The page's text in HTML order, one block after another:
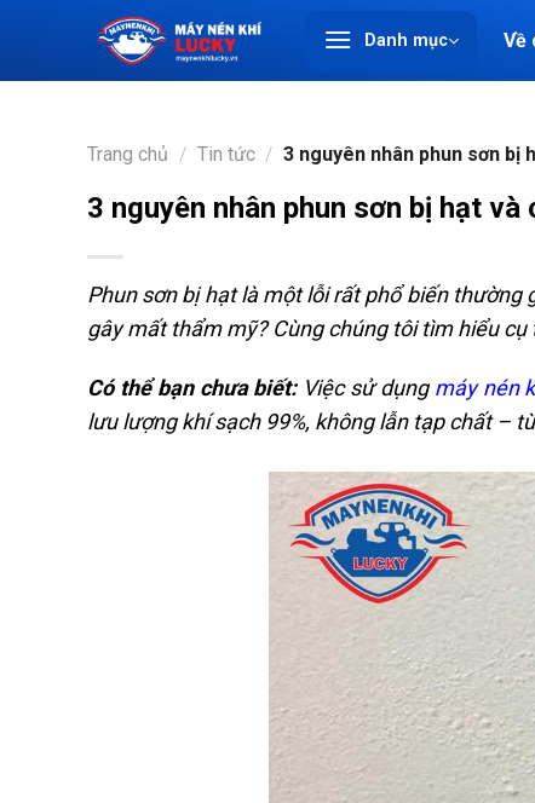
Danh mục Về
Trang chủ / Tin tức / 3 nguyên nhân phun sơn bị
3 nguyên nhân phun sơn bị hạt và
Phun sơn bị hạt là một lỗi rất phổ biến thường
gây mất thẩm mỹ? Cùng chúng tôi tìm hiểu
Có thể bạn chưa biết:Việc sử dụngmáy nén
lưu lượng khí sạch 99%, không lẫn tạp chất –